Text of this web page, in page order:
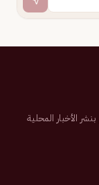
تم تأسيسها عام 2007م تهتم بنشر الأخبار المحلية